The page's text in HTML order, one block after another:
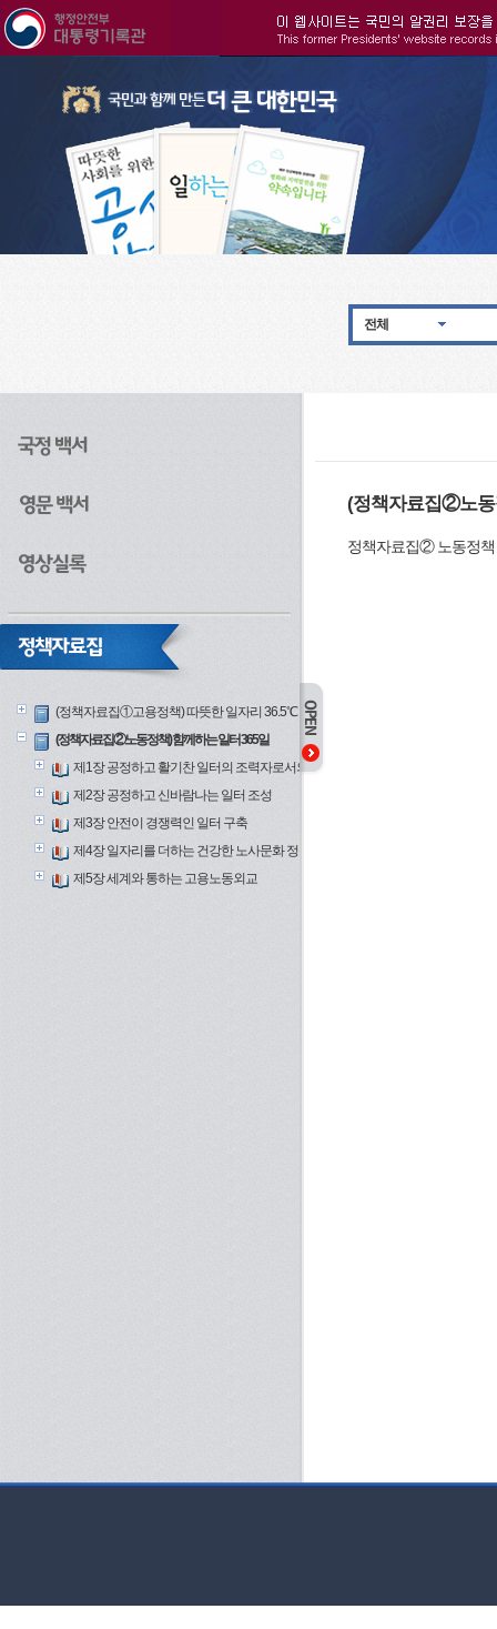
전체
(정책자료집①고용정책) 따뜻한 일자리 36.5℃
(정책자료집②노동정책) 함께하는 일터 365일
제1장 공정하고 활기찬 일터의 조력자로서의 고용노동부
제2장 공정하고 신바람나는 일터 조성
제3장 안전이 경쟁력인 일터 구축
제4장 일자리를 더하는 건강한 노사문화 정착
제5장 세계와 통하는 고용노동외교
(정책자료집②노동
정책자료집② 노동정